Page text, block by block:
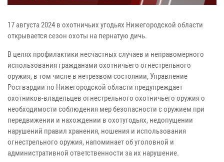
17 августа 2024 в охотничьих угодьях Нижегородской области
открывается сезон охоты на пернатую дичь.
В целях профилактики несчастных случаев и неправомерного
использования гражданами охотничьего огнестрельного
оружия, в том числе в нетрезвом состоянии, Управление
Росгвардии по Нижегородской области предупреждает
охотников-владельцев огнестрельного охотничьего оружия о
необходимости соблюдения мер безопасности с оружием при
передвижении и нахождении в охотугодьях, недопущении
нарушений правил хранения, ношения и использования
огнестрельного оружия, напоминает об уголовной и
административной ответственности за их нарушение.